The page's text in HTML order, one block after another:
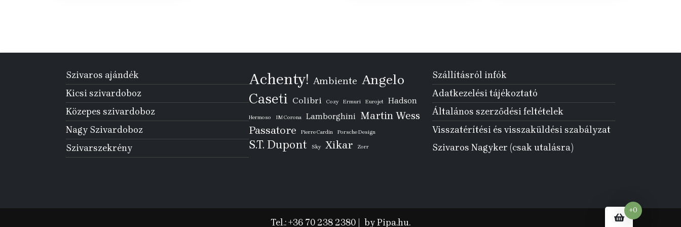
Szivaros ajándék
Kicsi szivardoboz
Közepes szivardoboz
Nagy Szivardoboz
Szivarszekrény
Achenty! Ambiente Angelo
Caseti Colibri Cozy Ermuri Eurojet Hadson
Hermoso IM Corona Lamborghini Martin Wess
Passatore Pierre Cardin Porsche Design
S.T. Dupont Sky Xikar Zorr
Szállításról infók
Adatkezelési tájékoztató
Általános szerződési feltételek
Visszatérítési és visszaküldési szabályzat
Szivaros Nagyker (csak utalásra)
Tel.: +36 70 238 2380 by Pipa.hu.
+0